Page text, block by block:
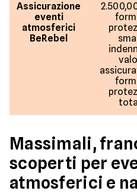
Assicurazione
eventi
atmosferici
BeRebel
Massimali,
scoperti per
atmosferici e